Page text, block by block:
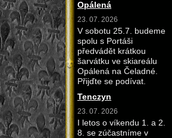
Opálená
23. 07. 2026
V sobotu 25.7. budeme
spolu s Portáši
předvádět krátkou
šarvátku ve skiareálu
Opálená na Čeladné.
Přijďte se podívat.
Tenczyn
23. 07. 2026
I letos o víkendu 1. a 2.
8. se zúčastníme v